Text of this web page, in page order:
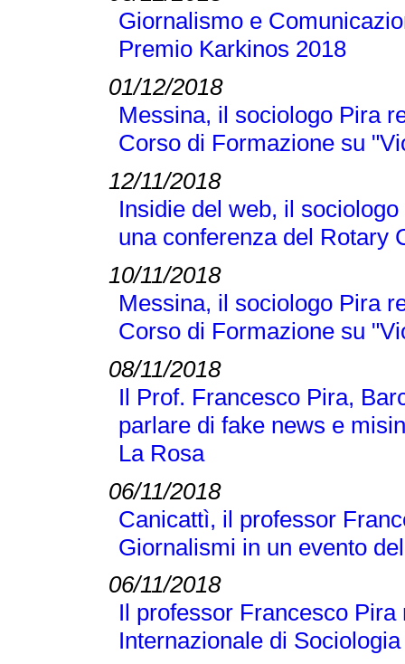
Giornalismo e
Premio Karkinos 2018
01/12/2018
Messina, il sociologo Pira
Corso di Formazione su
12/11/2018
Insidie del web, il
una conferenza del Rotary
10/11/2018
Messina, il sociologo Pira
Corso di Formazione su
08/11/2018
Il Prof. Francesco Pira,
parlare di fake news e
La Rosa
06/11/2018
Canicattì, il professor
Giornalismi in un evento
06/11/2018
Il professor Francesco
Internazionale di